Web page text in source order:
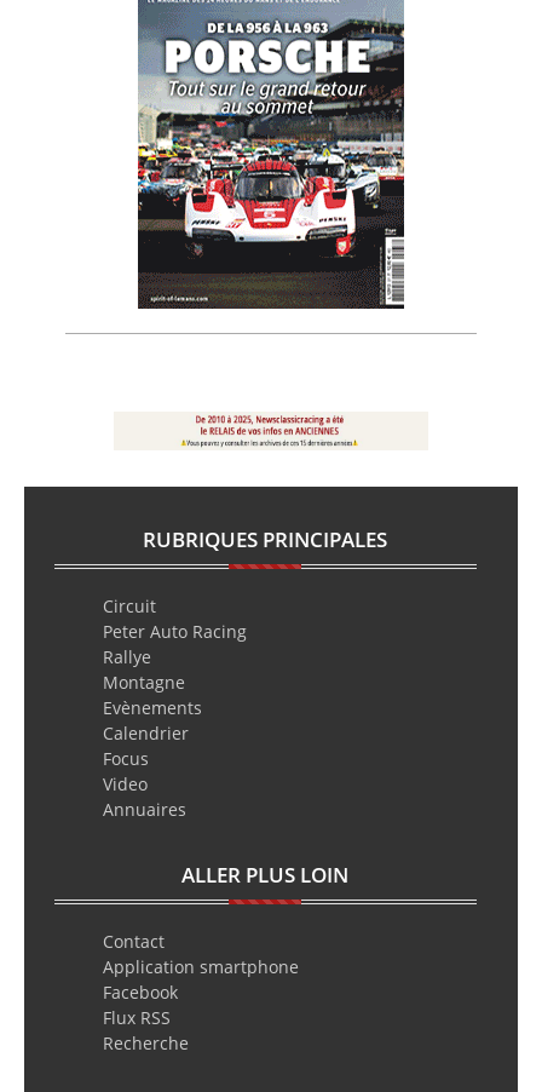
RUBRIQUES PRINCIPALES
Circuit
Peter Auto Racing
Rallye
Montagne
Evènements
Calendrier
Focus
Video
Annuaires
ALLER PLUS LOIN
Contact
Application smartphone
Facebook
Flux RSS
Recherche